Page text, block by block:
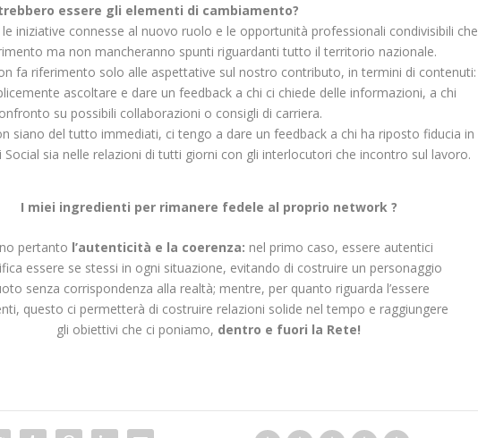
essere gli elementi di cambiamento?
iniziative connesse al nuovo ruolo e le opportunità professionali condivisibili che
ma non mancheranno spunti riguardanti tutto il territorio nazionale.
fa riferimento solo alle aspettative sul nostro contributo, in termini di contenuti:
ascoltare e dare un feedback a chi ci chiede delle informazioni, a chi
su possibili collaborazioni o consigli di carriera.
siano del tutto immediati, ci tengo a dare un feedback a chi ha riposto fiducia in
sia nelle relazioni di tutti giorni con gli interlocutori che incontro sul lavoro.
I miei ingredienti per rimanere fedele al proprio network ?
pertanto l’autenticità e la coerenza: nel primo caso, essere autentici
essere se stessi in ogni situazione, evitando di costruire un personaggio
senza corrispondenza alla realtà; mentre, per quanto riguarda l’essere
questo ci permetterà di costruire relazioni solide nel tempo e raggiungere
gli obiettivi che ci poniamo, dentro e fuori la Rete!